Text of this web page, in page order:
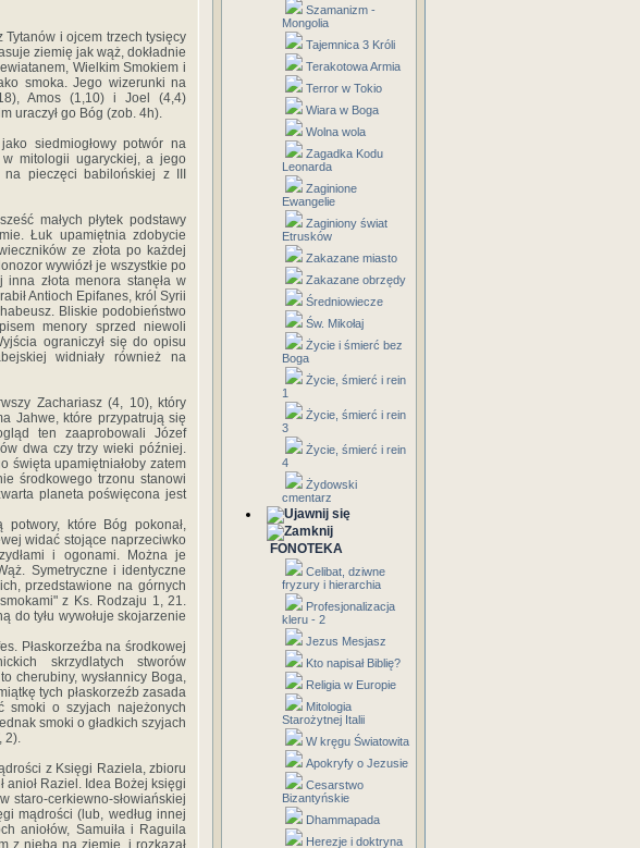
i ojcem trzech tysięcy
ziemię jak wąż, dokładnie
Wielkim Smokiem i
smoka. Jego wizerunki na
Amos (1,10) i Joel (4,4)
uraczył go Bóg (zob. 4h).
siedmiogłowy potwór na
mitologii ugaryckiej, a jego
pieczęci babilońskiej z III
małych płytek podstawy
Łuk upamiętnia zdobycie
ze złota po każdej
wywiózł je wszystkie po
złota menora stanęła w
Antioch Epifanes, król Syrii
Bliskie podobieństwo
menory sprzed niewoli
ograniczył się do opisu
widniały również na
Zachariasz (4, 10), który
Jahwe, które przypatrują się
ten zaaprobowali Józef
dwa czy trzy wieki później.
święta upamiętniałoby zatem
środkowego trzonu stanowi
planeta poświęcona jest
potwory, które Bóg pokonał,
widać stojące naprzeciwko
i ogonami. Można je
Symetryczne i identyczne
przedstawione na górnych
z Ks. Rodzaju 1, 21.
do tyłu wywołuje skojarzenie
Płaskorzeźba na środkowej
skrzydlatych stworów
cherubiny, wysłannicy Boga,
tych płaskorzeźb zasada
smoki o szyjach najeżonych
smoki o gładkich szyjach
2).
z Księgi Raziela, zbioru
anioł Raziel. Idea Bożej księgi
staro-cerkiewno-słowiańskiej
mądrości (lub, według innej
aniołów, Samuiła i Raguila
z nieba na ziemię, i rozkazał
Szamanizm -
Mongolia
Tajemnica 3 Króli
Terakotowa Armia
Terror w Tokio
Wiara w Boga
Wolna wola
Zagadka Kodu
Leonarda
Zaginione
Ewangelie
Zaginiony świat
Etrusków
Zakazane miasto
Zakazane obrzędy
Średniowiecze
Św. Mikołaj
Życie i śmierć bez
Boga
Życie, śmierć i rein
1
Życie, śmierć i rein
3
Życie, śmierć i rein
4
Żydowski
cmentarz
FONOTEKA
Celibat, dziwne
fryzury i hierarchia
Profesjonalizacja
kleru - 2
Jezus Mesjasz
Kto napisał Biblię?
Religia w Europie
Mitologia
Starożytnej Italii
W kręgu Światowita
Apokryfy o Jezusie
Cesarstwo
Bizantyńskie
Dhammapada
Herezje i doktryna